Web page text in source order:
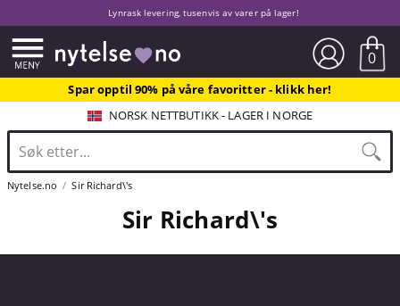
Lynrask levering, tusenvis av varer på lager!
0
Spar opptil 90% på våre favoritter - klikk her!
NORSK NETTBUTIKK - LAGER I NORGE
Nytelse.no Sir Richard\'s
Sir Richard\'s